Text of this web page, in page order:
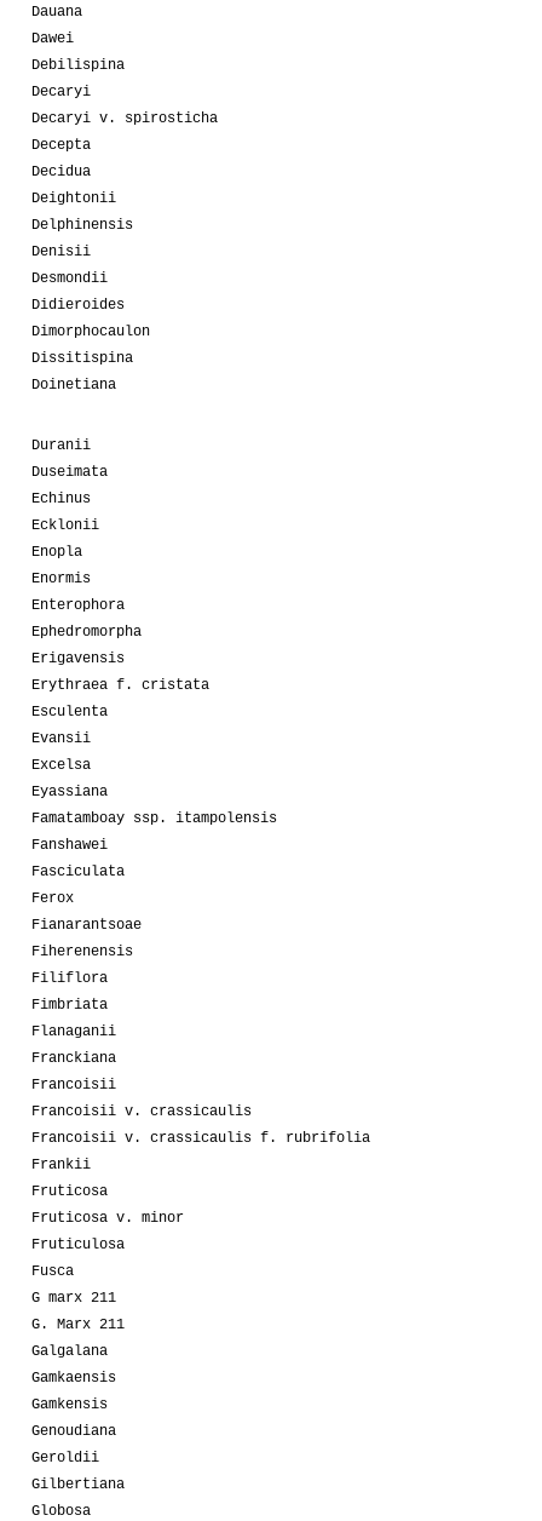
Dauana
Dawei
Debilispina
Decaryi
Decaryi v. spirosticha
Decepta
Decidua
Deightonii
Delphinensis
Denisii
Desmondii
Didieroides
Dimorphocaulon
Dissitispina
Doinetiana
Duranii
Duseimata
Echinus
Ecklonii
Enopla
Enormis
Enterophora
Ephedromorpha
Erigavensis
Erythraea f. cristata
Esculenta
Evansii
Excelsa
Eyassiana
Famatamboay ssp. itampolensis
Fanshawei
Fasciculata
Ferox
Fianarantsoae
Fiherenensis
Filiflora
Fimbriata
Flanaganii
Franckiana
Francoisii
Francoisii v. crassicaulis
Francoisii v. crassicaulis f. rubrifolia
Frankii
Fruticosa
Fruticosa v. minor
Fruticulosa
Fusca
G marx 211
G. Marx 211
Galgalana
Gamkaensis
Gamkensis
Genoudiana
Geroldii
Gilbertiana
Globosa